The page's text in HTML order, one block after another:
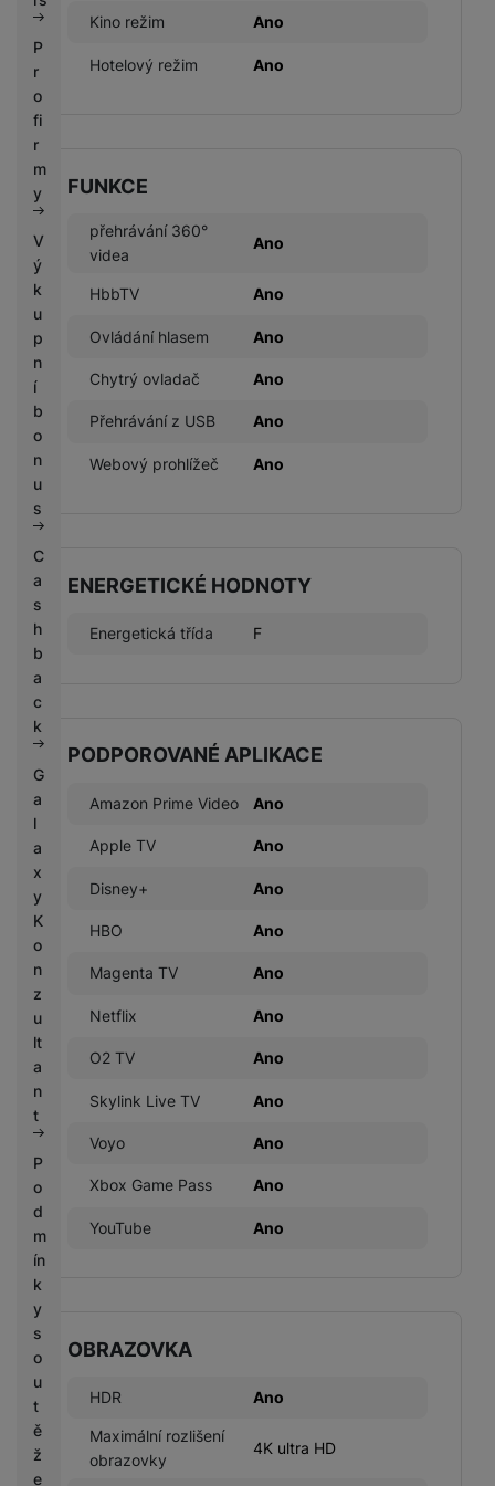
P
r
o
fi
r
m
y
V
ý
k
u
p
n
í
b
o
n
u
s
C
a
s
h
b
a
c
k
G
a
l
a
x
y
K
o
n
z
u
lt
a
n
t
P
o
d
m
ín
k
y
s
o
u
t
ě
ž
e
Kino režim Ano
Hotelový režim Ano
FUNKCE
přehrávání 360°
videa
Ano
HbbTV Ano
Ovládání hlasem Ano
Chytrý ovladač Ano
Přehrávání z USB Ano
Webový prohlížeč Ano
ENERGETICKÉ HODNOTY
Energetická třída F
PODPOROVANÉ APLIKACE
Amazon Prime Video Ano
Apple TV Ano
Disney+ Ano
HBO Ano
Magenta TV Ano
Netflix Ano
O2 TV Ano
Skylink Live TV Ano
Voyo Ano
Xbox Game Pass Ano
YouTube Ano
OBRAZOVKA
HDR Ano
Maximální rozlišení
obrazovky
4K ultra HD